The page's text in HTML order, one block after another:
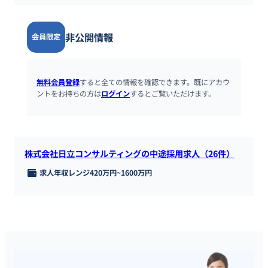
会員限定 非公開情報
無料会員登録すると全ての情報を確認できます。既にアカウ
ントをお持ちの方はログインするとご覧いただけます。
株式会社日立コンサルティングの中途採用求人（26件）
求人年収レンジ420万円~1600万円